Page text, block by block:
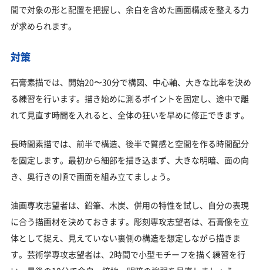
間で対象の形と配置を把握し、余白を含めた画面構成を整える力
が求められます。
対策
石膏素描では、開始20〜30分で構図、中心軸、大きな比率を決め
る練習を行います。描き始めに測るポイントを固定し、途中で離
れて見直す時間を入れると、全体の狂いを早めに修正できます。
長時間素描では、前半で構造、後半で質感と空間を作る時間配分
を固定します。最初から細部を描き込まず、大きな明暗、面の向
き、奥行きの順で画面を組み立てましょう。
油画専攻志望者は、鉛筆、木炭、併用の特性を試し、自分の表現
に合う描画材を決めておきます。彫刻専攻志望者は、石膏像を立
体として捉え、見えていない裏側の構造を想定しながら描きま
す。芸術学専攻志望者は、2時間で小型モチーフを描く練習を行